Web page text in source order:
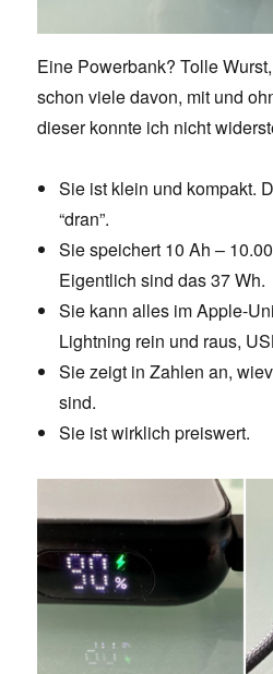
Eine Powerbank? Tolle
schon viele davon, mit und
dieser konnte ich nicht
Sie ist klein und kompakt.
“dran”.
Sie speichert 10 Ah –
Eigentlich sind das 37 Wh.
Sie kann alles im Apple-
Lightning rein und raus,
Sie zeigt in Zahlen an,
sind.
Sie ist wirklich preiswert.